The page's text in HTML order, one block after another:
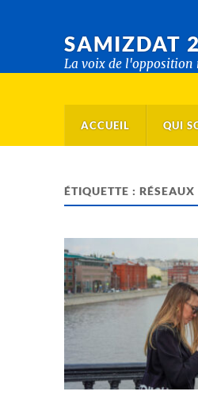
SAMIZDAT 2
La voix de l'opposition
ACCUEIL QUI
ÉTIQUETTE :